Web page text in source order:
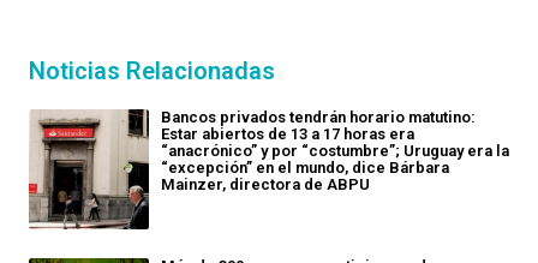
Noticias Relacionadas
Bancos privados tendrán horario matutino:
Estar abiertos de 13 a 17 horas era
“anacrónico” y por “costumbre”; Uruguay era la
“excepción” en el mundo, dice Bárbara
Mainzer, directora de ABPU